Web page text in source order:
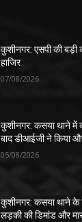
कुशीनगर: एसपी की बड़ी
हाजिर
07/08/2026
कुशीनगर: कसया थाने में
बाद डीआईजी ने किया
05/08/2026
कुशीनगर: कसया थाने के
लड़की की डिमांड और